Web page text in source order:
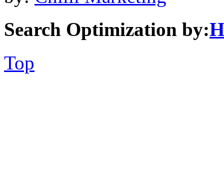
Search Optimization by:
Top